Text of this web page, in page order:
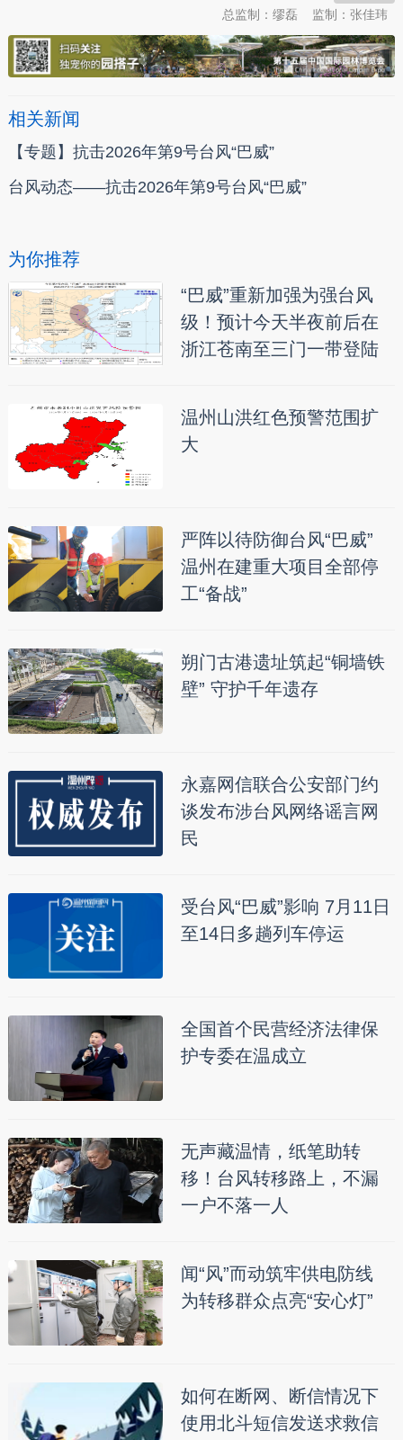
监制：张佳玮
总监制：缪磊
相关新闻
【专题】抗击2026年第9号台风“巴威”
台风动态——抗击2026年第9号台风“巴威”
为你推荐
“巴威”重新加强为强台风
级！预计今天半夜前后在
浙江苍南至三门一带登陆
温州山洪红色预警范围扩
大
严阵以待防御台风“巴威”
温州在建重大项目全部停
工“备战”
朔门古港遗址筑起“铜墙铁
壁” 守护千年遗存
永嘉网信联合公安部门约
谈发布涉台风网络谣言网
民
受台风“巴威”影响 7月11日
至14日多趟列车停运
全国首个民营经济法律保
护专委在温成立
无声藏温情，纸笔助转
移！台风转移路上，不漏
一户不落一人
闻“风”而动筑牢供电防线
为转移群众点亮“安心灯”
如何在断网、断信情况下
使用北斗短信发送求救信